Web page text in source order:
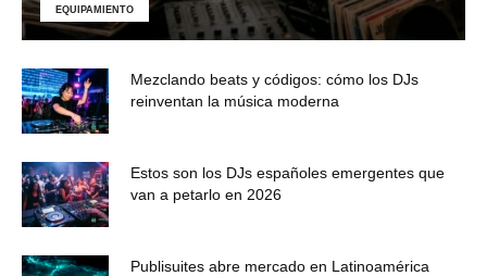
EQUIPAMIENTO
Mezclando beats y códigos: cómo los DJs
reinventan la música moderna
Estos son los DJs españoles emergentes que
van a petarlo en 2026
Publisuites abre mercado en Latinoamérica